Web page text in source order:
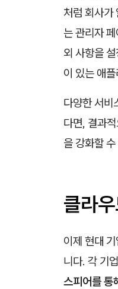
처럼 회사가
는 관리자
외 사항을
이 있는 애
다양한 서비
다면, 결과
을 강화할
클라
이제 현대
니다. 각 기
스피어를 통